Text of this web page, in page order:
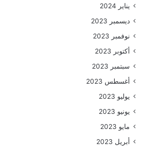
يناير 2024
ديسمبر 2023
نوفمبر 2023
أكتوبر 2023
سبتمبر 2023
أغسطس 2023
يوليو 2023
يونيو 2023
مايو 2023
أبريل 2023